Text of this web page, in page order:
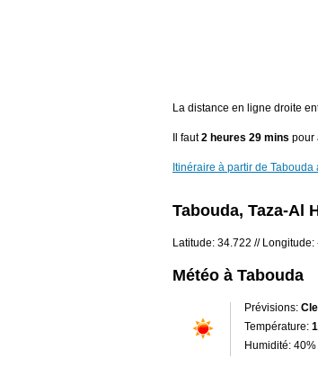
La distance en ligne droite
Il faut2 heures 29 mins pour
Itinéraire à partir de
Tabouda, Taza-Al
Latitude: 34.722 // Longitude:
Météo à Tabouda
Prévisions:
Température:
Humidité: 40%